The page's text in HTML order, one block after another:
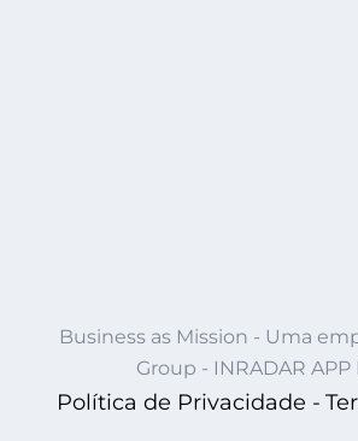
Business as Mission - Uma
Group - INRADAR APP
Política de Privacidade -